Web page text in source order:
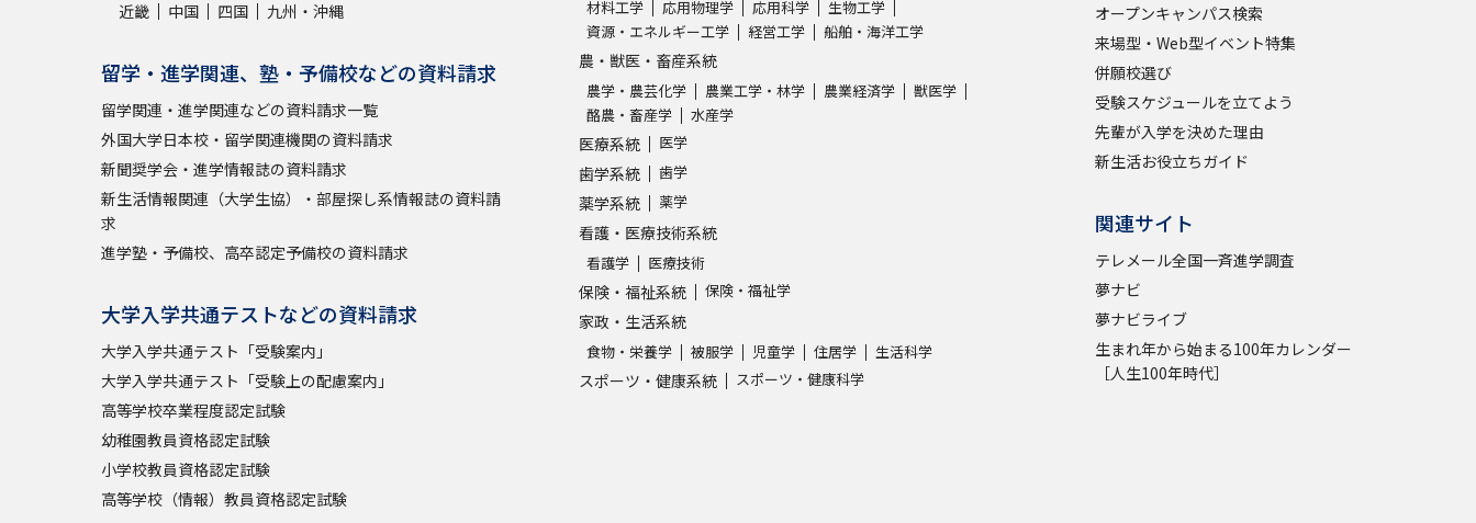
近畿
中国 四国 九州・沖縄
留学・進学関連、塾・予備校などの資料請求
留学関連・進学関連などの資料請求一覧
外国大学日本校・留学関連機関の資料請求
新聞奨学会・進学情報誌の資料請求
新生活情報関連（大学生協）・部屋探し系情報誌の資料請
求
進学塾・予備校、高卒認定予備校の資料請求
大学入学共通テストなどの資料請求
大学入学共通テスト「受験案内」
大学入学共通テスト「受験上の配慮案内」
高等学校卒業程度認定試験
幼稚園教員資格認定試験
小学校教員資格認定試験
高等学校（情報）教員資格認定試験
材料工学
応用物理学 応用科学
生物工学
資源・エネルギー工学
経営工学 船舶・海洋工学
農・獣医・畜産系統
農学・農芸化学 農業工学・林学 農業経済学
獣医学
酪農・畜産学
水産学
医療系統 医学
歯学系統 歯学
薬学系統 薬学
看護・医療技術系統
看護学 医療技術
保険・福祉系統 保険・福祉学
家政・生活系統
食物・栄養学 被服学 児童学 住居学 生活科学
スポーツ・健康系統 スポーツ・健康科学
オープンキャンパス検索
来場型・Web型イベント特集
併願校選び
受験スケジュールを立てよう
先輩が入学を決めた理由
新生活お役立ちガイド
関連サイト
テレメール全国一斉進学調査
夢ナビ
夢ナビライブ
生まれ年から始まる100年カレンダー
［人生100年時代］